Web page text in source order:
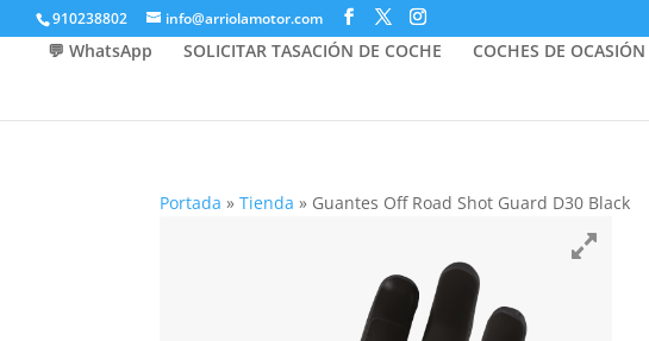
910238802 info@arriolamotor.com
💬 WhatsApp SOLICITAR TASACIÓN DE COCHE COCHES DE OCASIÓN
Portada »Tienda » Guantes Off Road Shot Guard D30 Black